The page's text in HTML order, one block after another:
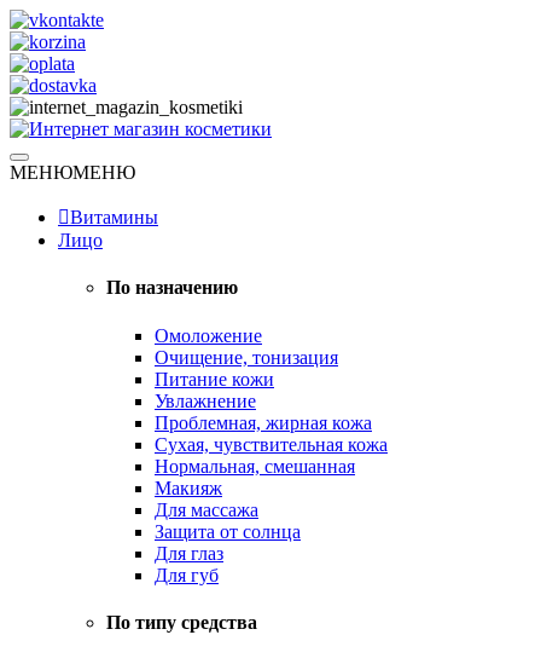
Skip
to
content
Интернет магазин косметики
Натуральная косметика
МЕНЮМЕНЮ
Витамины
Лицо
По назначению
Омоложение
Очищение, тонизация
Питание кожи
Увлажнение
Проблемная, жирная кожа
Сухая, чувствительная кожа
Нормальная, смешанная
Макияж
Для массажа
Защита от солнца
Для глаз
Для губ
По типу средства